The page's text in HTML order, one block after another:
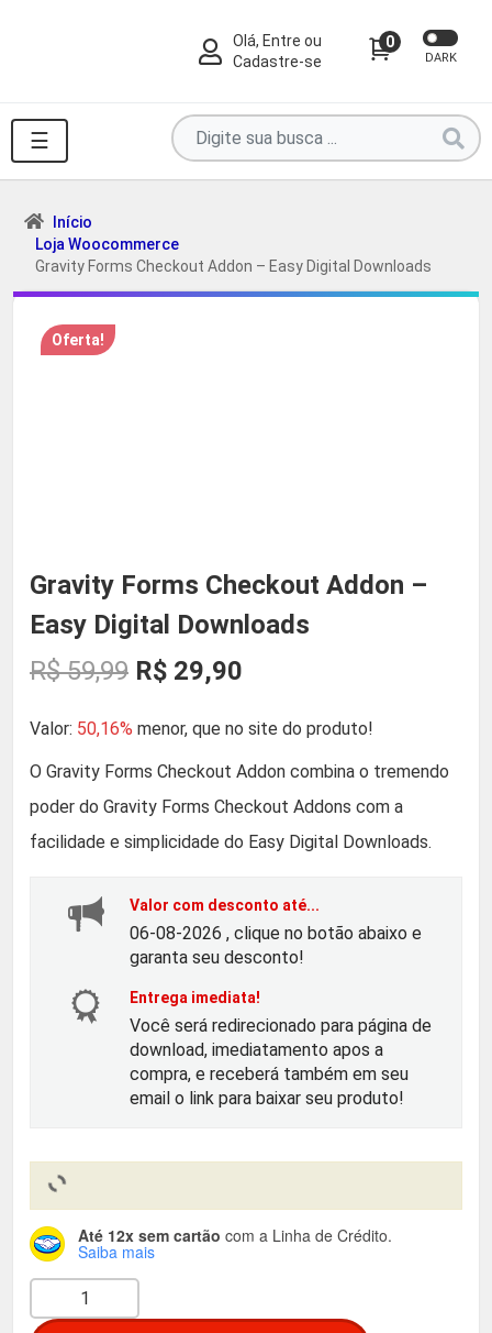
Olá, Entre ou
Cadastre-se
0
DARK
☰
Pesquise
por
produtos
...
Início
Loja Woocommerce
Gravity Forms Checkout Addon – Easy Digital Downloads
Oferta!
Gravity Forms Checkout Addon –
Easy Digital Downloads
R$59,99 O
p
r
e
o
o
r
i
n
R$ 29,90
p
r
e
o
a
t
u
é
Valor: 50,16% menor, que no site do produto!
O Gravity Forms Checkout Addon combina o tremendo
poder do Gravity Forms Checkout Addons com a
facilidade e simplicidade do Easy Digital Downloads.
Valor com desconto até...
06-08-2026 , clique no botão abaixo e
garanta seu desconto!
Entrega imediata!
Você será redirecionado para página de
download, imediatamento apos a
compra, e receberá também em seu
email o link para baixar seu produto!
Até 12x sem cartão com a Linha de Crédito.
Saiba mais
r